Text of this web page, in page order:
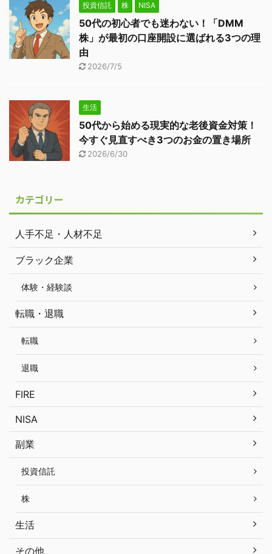
投資信託 株 NISA
50代の初心者でも迷わない！「DMM
株」が最初の口座開設に選ばれる3つの理
由
2026/7/5
生活
50代から始める現実的な老後資金対策！
今すぐ見直すべき3つのお金の置き場所
2026/6/30
カテゴリー
人手不足・人材不足
ブラック企業
体験・経験談
転職・退職
転職
退職
FIRE
NISA
副業
投資信託
株
生活
その他